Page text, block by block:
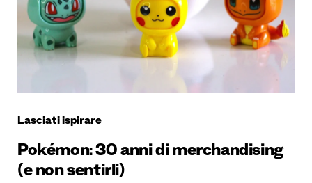
Lasciati ispirare
Pokémon: 30 anni di merchandising
(e non sentirli)